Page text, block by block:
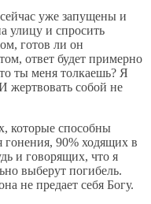
уже запущены и
улицу и спросить
готов ли он
ответ будет примерно
ты меня толкаешь? Я
жертвовать собой не
которые способны
гонения, 90% ходящих в
и говорящих, что я
выберут погибель.
не предает себя Богу.